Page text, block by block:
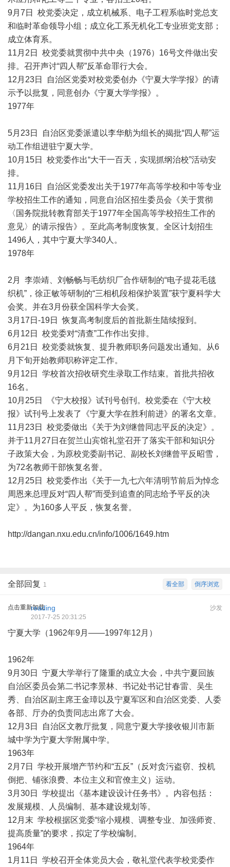
9月7日 校党委决定，成立机械系、电子工程系临时党总支
和临时革命领导小组；成立化工系无机化工专业班党支部；
成立体育系。
11月2日 校党委就贯彻中共中央（1976）16号文件做出安
排。召开声讨“四人帮”反革命罪行大会。
12月23日 自治区党委对校党委创办《宁夏大学学报》的请
示予以批复，同意创办《宁夏大学学报》。
1977年
5月23日 自治区党委派遣以李华舫为组长的揭批“四人帮”运
动工作组进驻宁夏大学。
10月15日 校党委作出“大干一百天，实现抓纲治校”活动安
排。
11月16日 自治区党委发出关于1977年高等学校和中等专业
学校招生工作的通知，同意自治区招生委员会《关于贯彻
〈国务院批转教育部关于1977年全国高等学校招生工作的
意见〉的请示报告》。至此高考制度恢复。全区计划招生
1496人，其中宁夏大学340人。
1978年
2月 李崇靖、刘畅畅与毛纺织厂合作研制的“电子提花毛毯
织机”，徐正敏等研制的“三相机段相保护装置”获宁夏科学大
会奖。并在3月份获全国科学大会奖。
3月17日-19日 恢复高考制度后的首批新生陆续报到。
6月12日 校党委对“清查”工作作出安排。
6月21日 校党委就恢复、提升教师职务问题发出通知。从6
月下旬开始教师职称评定工作。
9月12日 学校首次招收研究生录取工作结束。首批共招收
16名。
10月25日 《宁大校报》试刊号创刊。校党委在《宁大校
报》试刊号上发表了《宁夏大学在胜利前进》的署名文章。
11月23日 校党委做出《关于为刘继曾同志平反的决定》。
并于11月27日在贺兰山宾馆礼堂召开了落实干部和知识分
子政策大会，为原校党委副书记、副校长刘继曾平反昭雪，
为72名教师干部恢复名誉。
12月25日 校党委作出《关于一九七六年清明节前后为悼念
周恩来总理反对“四人帮”而受到追查的同志给予平反的决
定》。为160多人平反，恢复名誉。
http://dangan.nxu.edu.cn/info/1006/1649.htm
倒序浏览
看全部
全部回复 1
点击重新加载 沙发
reading
2017-7-25 20:31:25
宁夏大学（1962年9月——1997年12月）
1962年
9月30日 宁夏大学举行了隆重的成立大会，中共宁夏回族
自治区委员会第二书记李景林、书记处书记甘春雷、吴生
秀、自治区副主席王金璋以及宁夏军区和自治区党委、人委
各部、厅办的负责同志出席了大会。
12月3日 自治区文教厅批复，同意宁夏大学接收银川市新
城中学为宁夏大学附属中学。
1963年
2月7日 学校开展增产节约和“五反”（反对贪污盗窃、投机
倒把、铺张浪费、本位主义和官僚主义）运动。
3月30日 学校提出《基本建设设计任务书》。内容包括：
发展规模、人员编制、基本建设规划等。
12月末 学校根据区党委“缩小规模、调整专业、加强师资、
提高质量”的要求，拟定了学校编制。
1964年
1月11日 学校召开全体党员大会，敬礼堂代表学校党委作